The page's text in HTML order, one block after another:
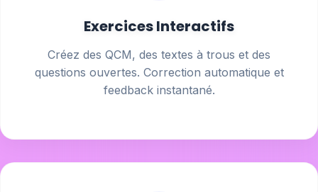
Exercices Interactifs
Créez des QCM, des textes à trous et des
questions ouvertes. Correction automatique et
feedback instantané.